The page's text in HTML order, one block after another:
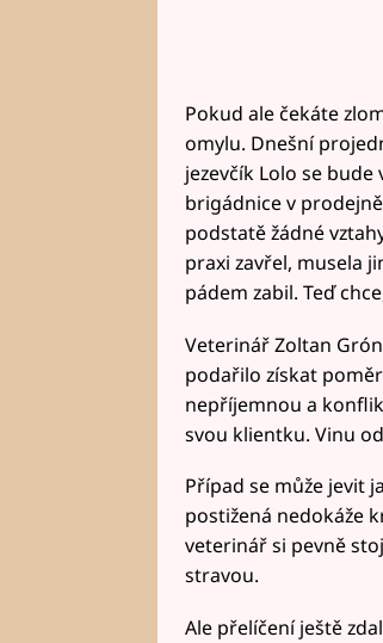
Pokud ale čekáte
omylu. Dnešní
jezevčík Lolo se
brigádnice v
podstatě žádné
praxi zavřel, musela
pádem zabil. Teď
Veterinář Zoltan
podařilo získat
nepříjemnou a
svou klientku. Vinu
Případ se může jevit
postižená nedokáže
veterinář si pevně
stravou.
Ale přelíčení ještě